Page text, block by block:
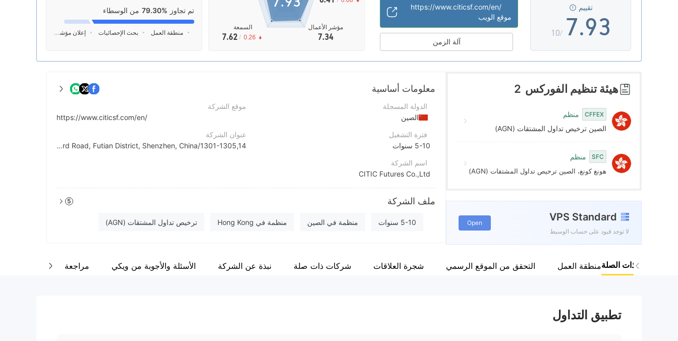
تقييم
7
8
9
.93
4
5
6
7
8
9
/10
https://www.citicsf.com/en/
موقع الويب
آلة الزمن
السمعة
7.62 / 0.26
مؤشر الأعمال
7.34
تم تجاوز 79.30% من الوسطاء
منطقة العمل بحث الإحصائيات إعلان مؤشر السوشيال ميديا
هيئة تنظيم الفوركس 2
CFFEX
منظم
الصين ترخيص تداول المشتقات (AGN)
SFC منظم
هونغ كونغ، الصين ترخيص تداول المشتقات (AGN)
VPS Standard
لا توجد قيود على حساب الوسيط
Open
معلومات أساسية
الدولة المسجلة
الصين
فترة التشغيل
5-10 سنوات
اسم الشركة
CITIC Futures Co.,Ltd
اختصار الشركة
CITIC Futures
موظفو الشركة
موقع الشركة
https://www.citicsf.com/en/
عنوان الشركة
1301-1305,14/F, CITIC Securities Tower, No.8 Zhongxin 3rd Road, Futian District, Shenzhen, China
ملف الشركة 5
5-10 سنوات منظمة في الصين منظمة في Hong Kong ترخيص تداول المشتقات (AGN)
البرامج ذات الصلةمنطقة العمل التحقق من الموقع الرسمي شجرة العلاقات شركات ذات صلة نبذة عن الشركة الأسئلة والأجوبة من ويكي مراجعة
تطبيق التداول